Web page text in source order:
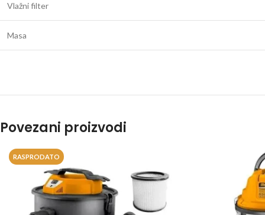
Vlažni filter
Masa
Povezani proizvodi
RASPRODATO